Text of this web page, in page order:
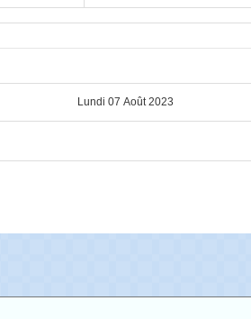
Lundi 07 Août 2023